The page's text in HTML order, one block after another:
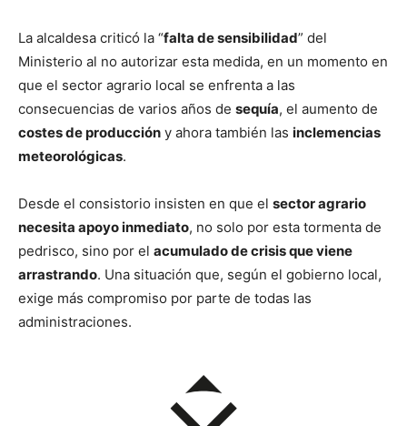
La alcaldesa criticó la “falta de sensibilidad” del
Ministerio al no autorizar esta medida, en un momento en
que el sector agrario local se enfrenta a las
consecuencias de varios años de sequía, el aumento de
costes de producción y ahora también las inclemencias
meteorológicas.
Desde el consistorio insisten en que el sector agrario
necesita apoyo inmediato, no solo por esta tormenta de
pedrisco, sino por el acumulado de crisis que viene
arrastrando. Una situación que, según el gobierno local,
exige más compromiso por parte de todas las
administraciones.